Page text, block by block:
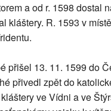
a od r. 1598 dostal
kláštery. R. 1593 v
přišel 13. 11. 1599 do
přivedl zpět do
ve Vídni a ve